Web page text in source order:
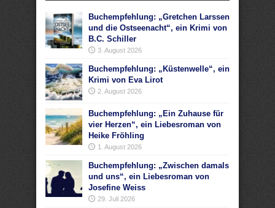
Buchempfehlung: „Gretchen Larssen
und die Ostseenacht“, ein Krimi von
B.C. Schiller
3. August 2026
Buchempfehlung: „Küstenwelle“, ein
Krimi von Eva Lirot
2. August 2026
Buchempfehlung: „Ein Zuhause für
vier Herzen“, ein Liebesroman von
Heike Fröhling
1. August 2026
Buchempfehlung: „Zwischen damals
und uns“, ein Liebesroman von
Josefine Weiss
29. Juli 2026